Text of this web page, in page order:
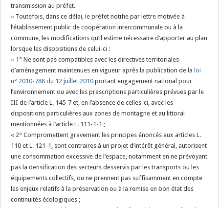
transmission au préfet.
« Toutefois, dans ce délai, le préfet notifie par lettre motivée à
l’établissement public de coopération intercommunale ou à la
commune, les modifications qu’il estime nécessaire d’apporter au plan
lorsque les dispositions de celui-ci :
« 1° Ne sont pas compatibles avec les directives territoriales
d’aménagement maintenues en vigueur après la publication de la loi
n° 2010-788 du 12 juillet 2010 portant engagement national pour
l’environnement ou avec les prescriptions particulières prévues par le
III de l’article L. 145-7 et, en l’absence de celles-ci, avec les
dispositions particulières aux zones de montagne et au littoral
mentionnées à l’article L. 111-1-1 ;
« 2° Compromettent gravement les principes énoncés aux articles L.
110 et L. 121-1, sont contraires à un projet d’intérêt général, autorisent
une consommation excessive de l’espace, notamment en ne prévoyant
pas la densification des secteurs desservis par les transports ou les
équipements collectifs, ou ne prennent pas suffisamment en compte
les enjeux relatifs à la préservation ou à la remise en bon état des
continuités écologiques ;